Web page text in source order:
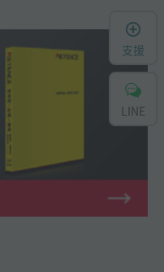
支援
LINE